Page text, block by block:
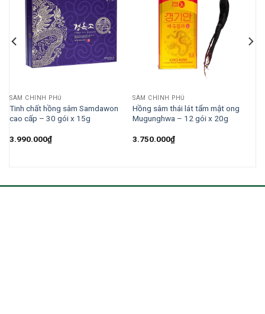
SÂM CHÍNH PHỦ
Tinh chất hồng sâm Samdawon
cao cấp – 30 gói x 15g
3.990.000₫
SÂM CHÍNH PHỦ
Hồng sâm thái lát tẩm mật ong
Mugunghwa – 12 gói x 20g
3.750.000₫